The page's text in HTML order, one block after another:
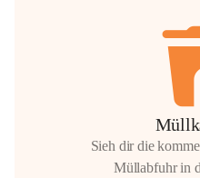
Sieh dir die
Müllabfuhr in